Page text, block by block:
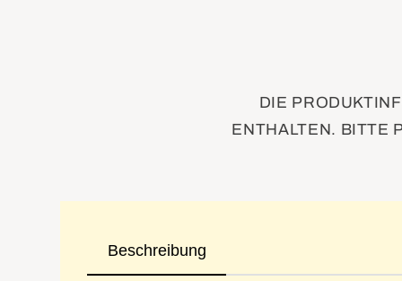
DIE
ENTHALTEN. BITTE
Beschreibung